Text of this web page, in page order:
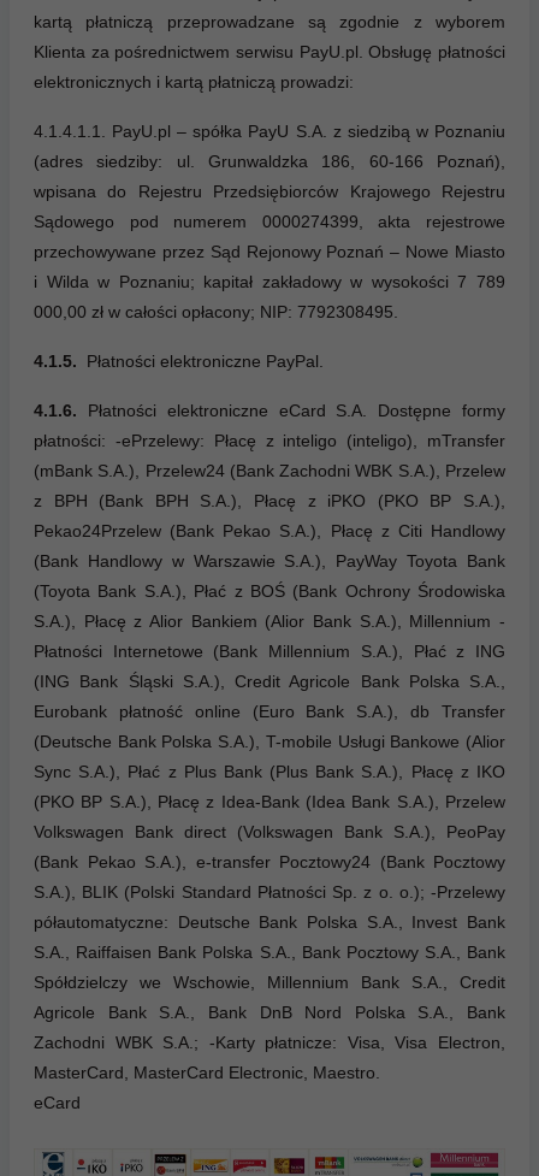
kartą płatniczą przeprowadzane są zgodnie z wyborem
Klienta za pośrednictwem serwisu PayU.pl. Obsługę płatności
elektronicznych i kartą płatniczą prowadzi:
4.1.4.1.1. PayU.pl – spółka PayU S.A. z siedzibą w Poznaniu
(adres siedziby: ul. Grunwaldzka 186, 60-166 Poznań),
wpisana do Rejestru Przedsiębiorców Krajowego Rejestru
Sądowego pod numerem 0000274399, akta rejestrowe
przechowywane przez Sąd Rejonowy Poznań – Nowe Miasto
i Wilda w Poznaniu; kapitał zakładowy w wysokości 7 789
000,00 zł w całości opłacony; NIP: 7792308495.
4.1.5. Płatności elektroniczne PayPal.
4.1.6. Płatności elektroniczne eCard S.A. Dostępne formy
płatności: -ePrzelewy: Płacę z inteligo (inteligo), mTransfer
(mBank S.A.), Przelew24 (Bank Zachodni WBK S.A.), Przelew
z BPH (Bank BPH S.A.), Płacę z iPKO (PKO BP S.A.),
Pekao24Przelew (Bank Pekao S.A.), Płacę z Citi Handlowy
(Bank Handlowy w Warszawie S.A.), PayWay Toyota Bank
(Toyota Bank S.A.), Płać z BOŚ (Bank Ochrony Środowiska
S.A.), Płacę z Alior Bankiem (Alior Bank S.A.), Millennium -
Płatności Internetowe (Bank Millennium S.A.), Płać z ING
(ING Bank Śląski S.A.), Credit Agricole Bank Polska S.A.,
Eurobank płatność online (Euro Bank S.A.), db Transfer
(Deutsche Bank Polska S.A.), T-mobile Usługi Bankowe (Alior
Sync S.A.), Płać z Plus Bank (Plus Bank S.A.), Płacę z IKO
(PKO BP S.A.), Płacę z Idea-Bank (Idea Bank S.A.), Przelew
Volkswagen Bank direct (Volkswagen Bank S.A.), PeoPay
(Bank Pekao S.A.), e-transfer Pocztowy24 (Bank Pocztowy
S.A.), BLIK (Polski Standard Płatności Sp. z o. o.); -Przelewy
półautomatyczne: Deutsche Bank Polska S.A., Invest Bank
S.A., Raiffaisen Bank Polska S.A., Bank Pocztowy S.A., Bank
Spółdzielczy we Wschowie, Millennium Bank S.A., Credit
Agricole Bank S.A., Bank DnB Nord Polska S.A., Bank
Zachodni WBK S.A.; -Karty płatnicze: Visa, Visa Electron,
MasterCard, MasterCard Electronic, Maestro.
eCard